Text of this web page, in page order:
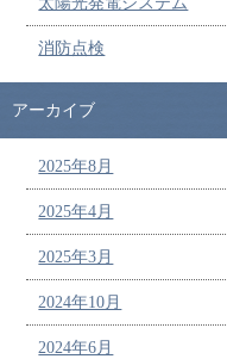
消防点検
アーカイブ
2025年8月
2025年4月
2025年3月
2024年10月
2024年6月